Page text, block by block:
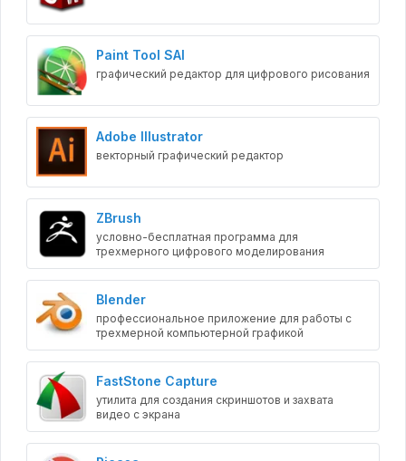
Paint Tool SAI
графический редактор для цифрового рисования
Adobe Illustrator
векторный графический редактор
ZBrush
условно-бесплатная программа для
трехмерного цифрового моделирования
Blender
профессиональное приложение для работы с
трехмерной компьютерной графикой
FastStone Capture
утилита для создания скриншотов и захвата
видео с экрана